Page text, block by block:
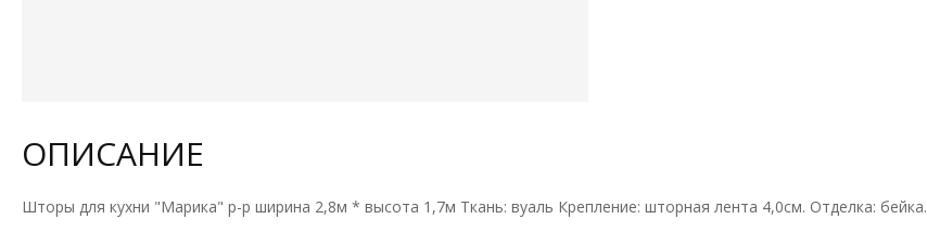
ОПИСАНИЕ
Шторы для кухни "Марика" р-р ширина 2,8м * высота 1,7м Ткань: вуаль Крепление: шторная лента 4,0см. Отделка: бейка.